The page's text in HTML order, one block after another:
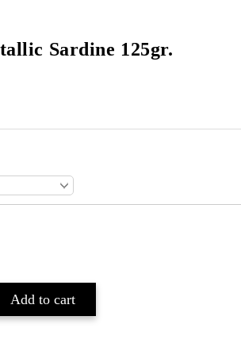
Sardine 125gr.